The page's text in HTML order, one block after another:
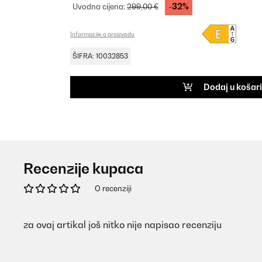
Uvodna cijena:299,00 € -32%
Informacije o proizvodu
ŠIFRA: 10032853
Dodaj u
Recenzije kupaca
O recenziji
za ovaj artikal još nitko nije napisao recenziju